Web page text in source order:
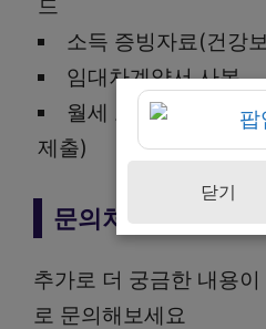
드
소득 증빙자료(건강
임대차계약서 사본
월세 또는 대출이자
제출)
문의처
추가로 더 궁금한 내용
로 문의해보세요
닫기